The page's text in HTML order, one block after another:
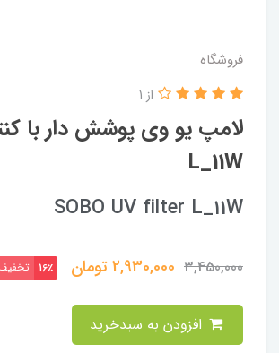
فروشگاه
لامپ یو وی پوشش دار با
L_11W
از 1
SOBO UV filter L_11W
3,450,000
2,930,000تومان 16٪